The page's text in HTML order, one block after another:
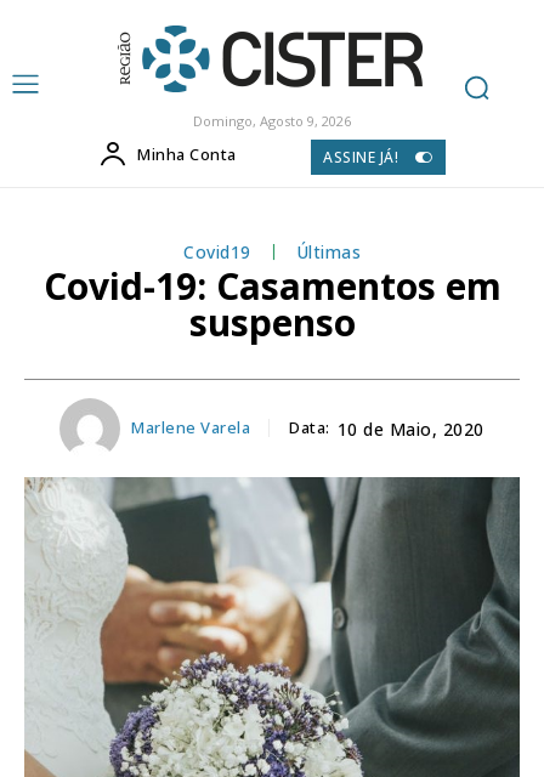
Domingo, Agosto 9, 2026
Minha Conta ASSINE JÁ!
Covid19 Últimas
Covid-19: Casamentos em
suspenso
Marlene Varela Data: 10 de Maio, 2020